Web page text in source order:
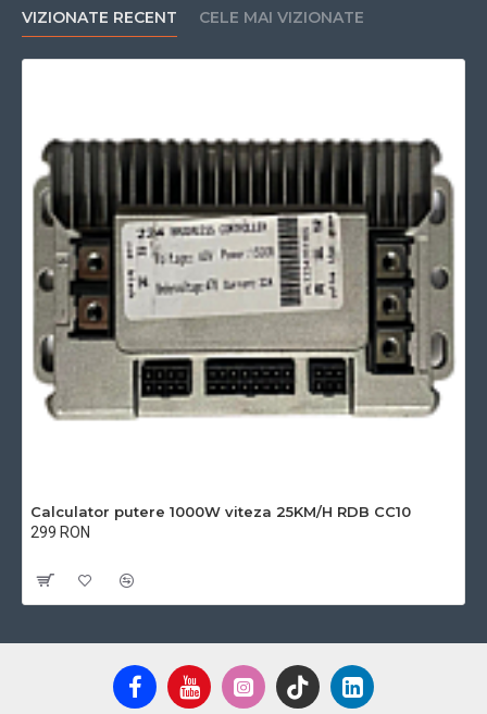
VIZIONATE RECENT CELE MAI VIZIONATE
Calculator putere 1000W viteza 25KM/H RDB CC10
299 RON